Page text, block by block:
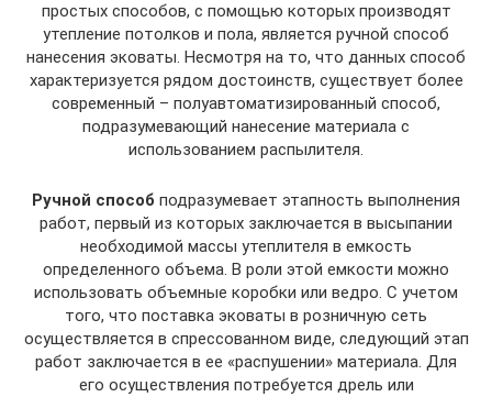
простых способов, с помощью которых производят
утепление потолков и пола, является ручной способ
нанесения эковаты. Несмотря на то, что данных способ
характеризуется рядом достоинств, существует более
современный – полуавтоматизированный способ,
подразумевающий нанесение материала с
использованием распылителя.
Ручной способ подразумевает этапность выполнения
работ, первый из которых заключается в высыпании
необходимой массы утеплителя в емкость
определенного объема. В роли этой емкости можно
использовать объемные коробки или ведро. С учетом
того, что поставка эковаты в розничную сеть
осуществляется в спрессованном виде, следующий этап
работ заключается в ее «распушении» материала. Для
его осуществления потребуется дрель или